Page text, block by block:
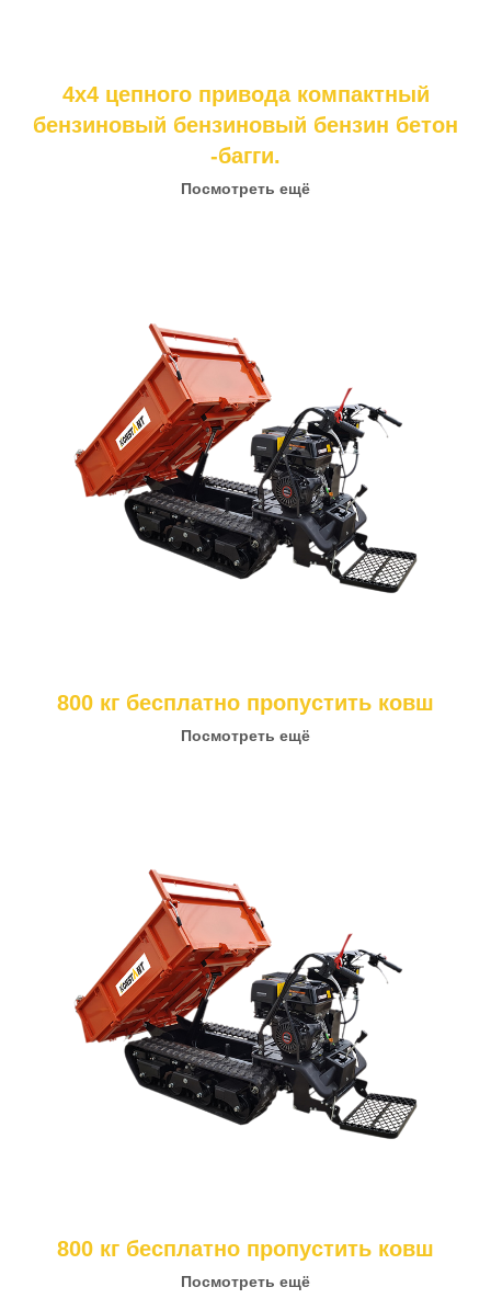
4х4 цепного привода компактный
бензиновый бензиновый бензин бетон
-багги.
Посмотреть ещё
800 кг бесплатно пропустить ковш
Посмотреть ещё
800 кг бесплатно пропустить ковш
Посмотреть ещё